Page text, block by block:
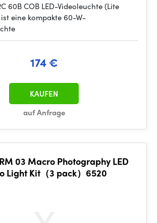
60B COB LED-Videoleuchte (Lite
ist eine kompakte 60-W-
174 €
auf Anfrage
KAUFEN
03 Macro Photography LED
Light Kit（3 pack）6520